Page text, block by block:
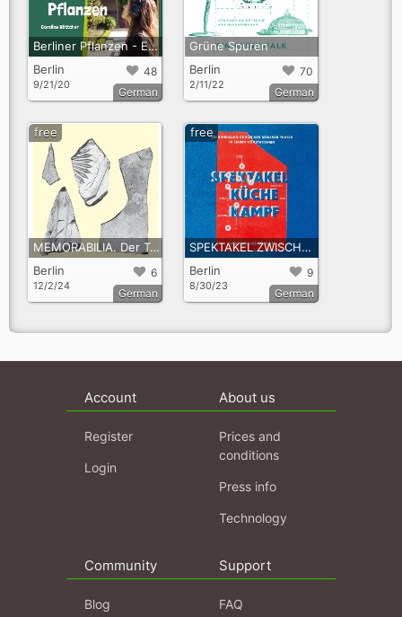
Berliner Pflanzen - Ein Audiowalk durch die Gärten der Welt
48
Berlin
9/21/20
German
Grüne Spuren
70
Berlin
2/11/22
German
MEMORABILIA. Der Trümmerberg Marienhöhe. Ein akustischer Rundgang.
6
Berlin
12/2/24
free
German
SPEKTAKEL ZWISCHEN KAFFEEKÜCHE UND KLASSENKAMPF
9
Berlin
8/30/23
free
German
Account
Register
Login
About us
Prices and
conditions
Press info
Technology
Community
Blog
Support
FAQ